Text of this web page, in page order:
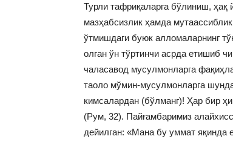
Турли тафриқаларга бўлиниш, ҳақ
мазҳабсизлик ҳамда
ўтмишдаги буюк алломаларнинг
олган ўн тўртинчи асрда етишиб
чаласавод мусулмонларга
таоло мўмин-мусулмонларга
кимсалардан (бўлманг)! Ҳар бир
(Рум, 32). Пайғамбаримиз
дейилган: «Мана бу уммат яқинда